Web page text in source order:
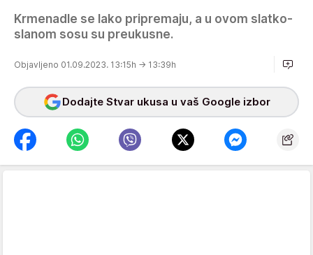
Krmenadle se lako pripremaju, a u ovom slatko-
slanom sosu su preukusne.
Objavljeno 01.09.2023. 13:15h → 13:39h
Dodajte Stvar ukusa u vaš Google izbor